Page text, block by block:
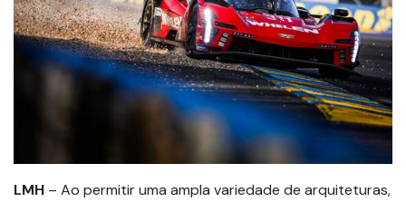
LMH – Ao permitir uma ampla variedade de arquiteturas,